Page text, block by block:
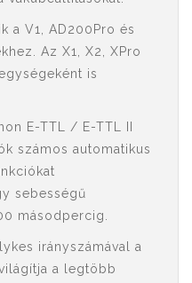
a V1, AD200Pro és
Az X1, X2, XPro
is
E-TTL / E-TTL II
számos automatikus
sebességű
másodpercig.
irányszámával a
a legtöbb